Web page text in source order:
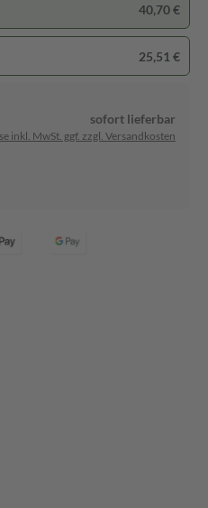
40,70 €
25,51 €
sofort lieferbar
inkl. MwSt. ggf. zzgl. Versandkosten